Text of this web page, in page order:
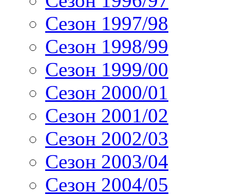
Сезон 1997/98
Сезон 1998/99
Сезон 1999/00
Сезон 2000/01
Сезон 2001/02
Сезон 2002/03
Сезон 2003/04
Сезон 2004/05